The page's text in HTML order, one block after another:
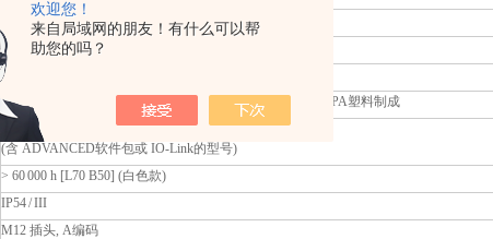
欢迎您！
来自局域网的朋友！有什么可以帮
助您的吗？
LED技术
90°
直接光线通过漫反射透镜发散
铝制外壳，PMMA光学透镜，侧面部件由玻璃增强热固性PA塑料制成
40° C或 50° C (当温度超过时，会自动调光)
(含 ADVANCED软件包或 IO-Link的型号)
> 60 000 h [L70 B50] (白色款)
IP54 / III
M12 插头, A编码